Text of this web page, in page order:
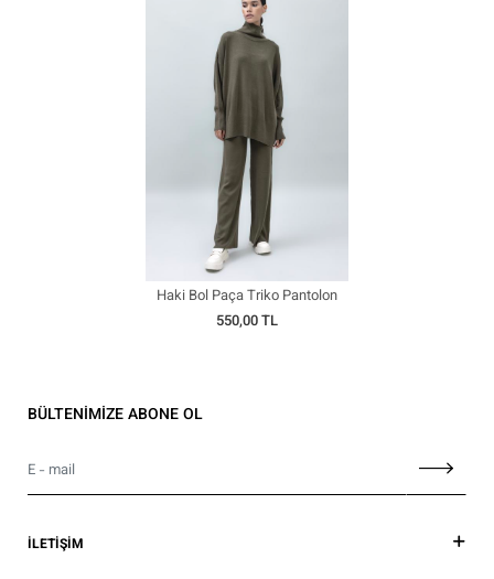
Haki Bol Paça Triko Pantolon
550,00 TL
BÜLTENİMİZE ABONE OL
İLETİŞİM